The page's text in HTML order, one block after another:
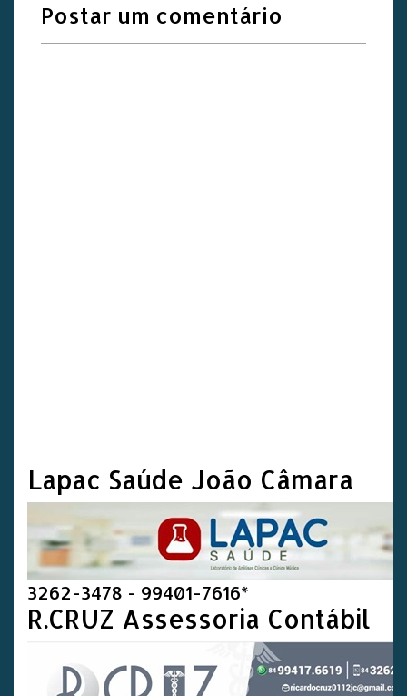
Postar um comentário
Lapac Saúde João Câmara
3262-3478 - 99401-7616*
R.CRUZ Assessoria Contábil